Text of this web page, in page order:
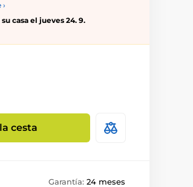
casa el jueves 24. 9.
cesta
Garantía: 24 meses